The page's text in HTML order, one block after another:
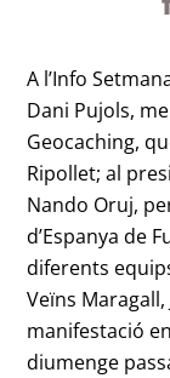
A l’Info
Dani Pujols,
Geocaching,
Ripollet; al
Nando Oruj,
d’Espanya de
diferents
Veïns
manifestació
diumenge